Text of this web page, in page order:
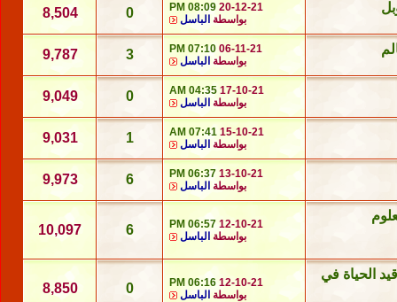
20-12-21
08:09 PM
بواسطة الباسل 0
8,504
06-11-21
07:10 PM
بواسطة الباسل 3
9,787
17-10-21
04:35 AM
بواسطة الباسل 0
9,049
15-10-21
07:41 AM
بواسطة الباسل 1
9,031
13-10-21
06:37 PM
بواسطة الباسل 6
9,973
12-10-21
06:57 PM
بواسطة الباسل 6
10,097
الحياة في
12-10-21
06:16 PM
بواسطة الباسل 0
8,850